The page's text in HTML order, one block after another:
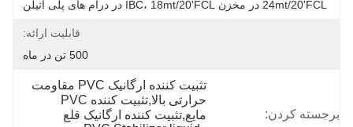
24mt/20'FCL در مخزن IBC، 18mt/20'FCL در درام های پلی اتیلن
قابلیت ارائه:
500 تن در ماه
برجسته کردن:
مایع,تثبیت کننده ارگانیک قلع